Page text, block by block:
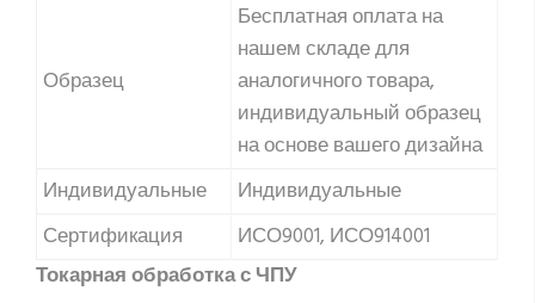
Образец
Бесплатная оплата на
нашем складе для
аналогичного товара,
индивидуальный образец
на основе вашего дизайна
Индивидуальные
Индивидуальные
Сертификация
ИСО9001, ИСО914001
Токарная обработка с ЧПУ